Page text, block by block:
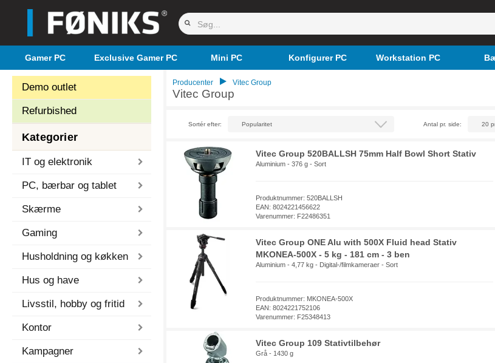
Gamer PC Exclusive Gamer PC Mini PC Konfigurer PC Workstation PC
Demo outlet
Refurbished
Kategorier
IT og elektronik
PC, bærbar og tablet
Skærme
Gaming
Husholdning og køkken
Hus og have
Livsstil, hobby og fritid
Kontor
Kampagner
Producenter Vitec Group
Vitec Group
Sortér efter: Antal pr. side:
Vitec Group 520BALLSH 75mm Half Bowl Short Stativ
Aluminium - 376 g - Sort
Produktnummer: 520BALLSH
EAN: 8024221456622
Varenummer: F22486351
Vitec Group ONE Alu with 500X Fluid head Stativ
MKONEA-500X - 5 kg - 181 cm - 3 ben
Aluminium - 4,77 kg - Digital-/filmkameraer - Sort
Produktnummer: MKONEA-500X
EAN: 8024221752106
Varenummer: F25348413
Vitec Group 109 Stativtilbehør
Grå - 1430 g